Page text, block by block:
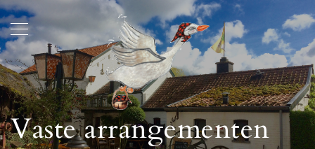
Vaste arrangementen